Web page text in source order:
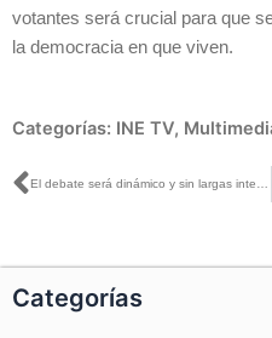
votantes será crucial para que
la democracia en que viven.
Categorías: INE TV,
Ant
Categorías